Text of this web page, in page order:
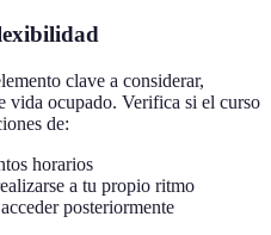
clave a considerar,
vida ocupado. Verifica si el curso
de:
horarios
a tu propio ritmo
posteriormente